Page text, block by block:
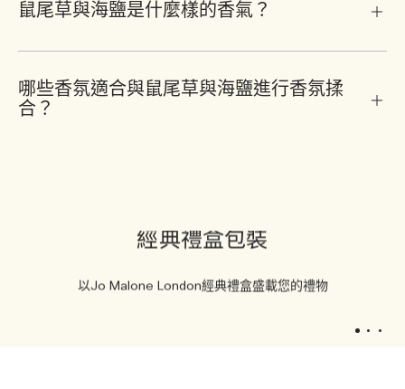
鼠尾草與海鹽是什麼樣的香氣？
哪些香氛適合與鼠尾草與海鹽進行香氛揉
合？
經典禮盒包裝
以Jo Malone London經典禮盒盛載您的禮物